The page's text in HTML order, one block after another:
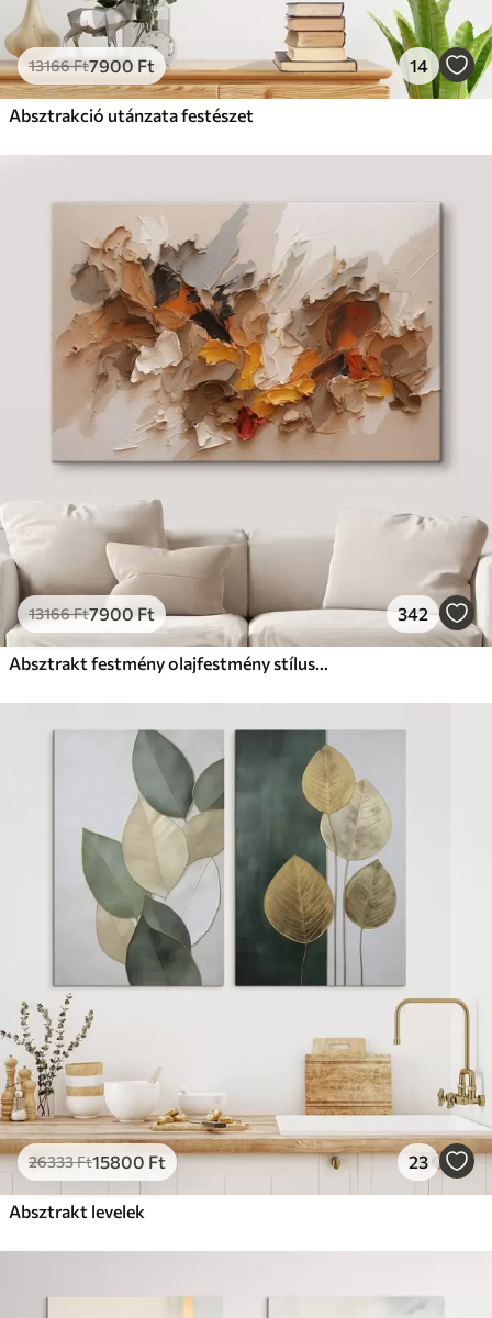
13166Ft7900 Ft 14
Absztrakció utánzata festészet
13166Ft7900Ft 342
Absztrakt festmény olajfestmény stílusban
26333Ft15800 Ft 23
Absztrakt levelek